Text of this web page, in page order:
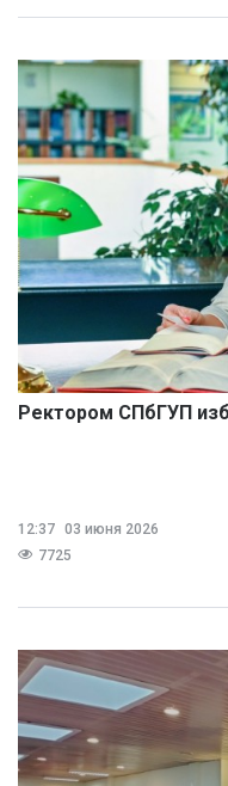
Ректором СПбГУП
12:37 03 июня 2026
7725